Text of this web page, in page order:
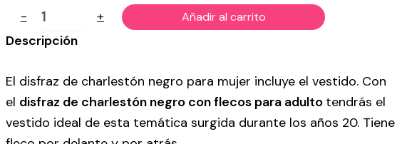
-
DISFRAZ
CHARLESTÓN
AÑOS
MUJER
cantidad
+ Añadir al carrito
Descripción
El disfraz de charlestón negro para mujer incluye el vestido. Con
el disfraz de charlestón negro con flecos para adulto tendrás el
vestido ideal de esta temática surgida durante los años 20. Tiene